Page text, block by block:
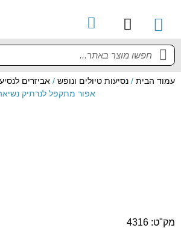
עמוד הבית /נסיעות טיולים ונופש /אביזרים
אפור מתקפל לנרתיק
מק"ט: 4316